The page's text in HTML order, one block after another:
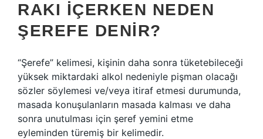
RAKI IÇERKEN NEDEN
ŞEREFE DENIR?
“Şerefe” kelimesi, kişinin daha sonra tüketebileceği
yüksek miktardaki alkol nedeniyle pişman olacağı
sözler söylemesi ve/veya itiraf etmesi durumunda,
masada konuşulanların masada kalması ve daha
sonra unutulması için şeref yemini etme
eyleminden türemiş bir kelimedir.